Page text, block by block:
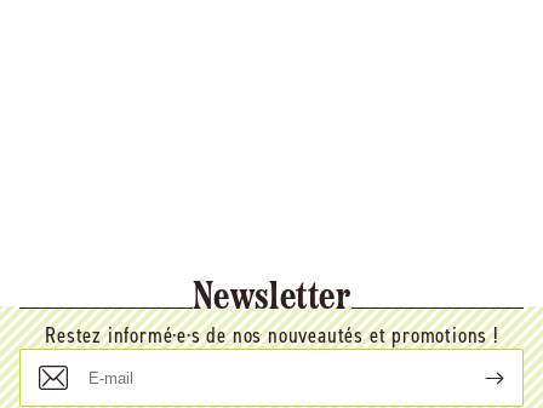
Newsletter
Restez informé·e·s de nos nouveautés et promotions !
E-